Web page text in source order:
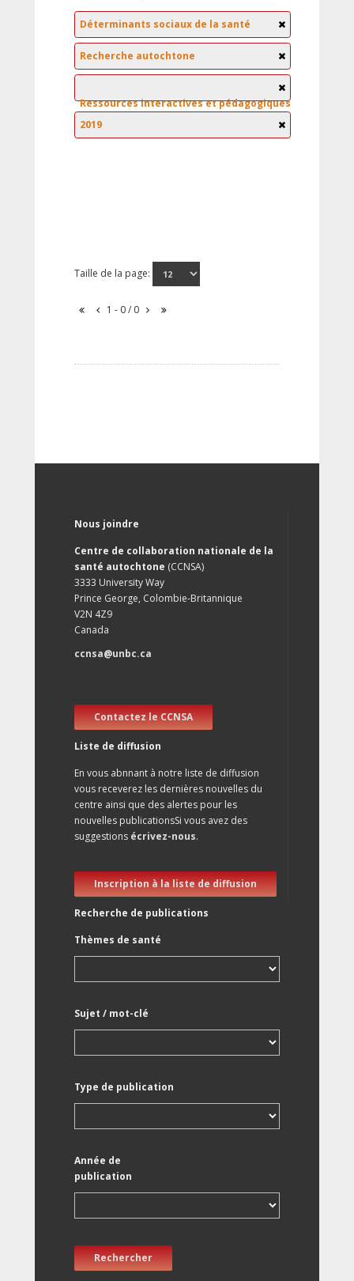
Déterminants sociaux de la santé
Recherche autochtone
Ressources interactives et pédagogiques
2019
Taille de la page:
1 - 0 / 0
Nous joindre
Centre de collaboration nationale de la
santé autochtone (CCNSA)
3333 University Way
Prince George, Colombie-Britannique
V2N 4Z9
Canada
ccnsa@unbc.ca
Contactez le CCNSA
Liste de diffusion
En vous abnnant à notre liste de diffusion
vous receverez les dernières nouvelles du
centre ainsi que des alertes pour les
nouvelles publicationsSi vous avez des
suggestions écrivez-nous.
Inscription à la liste de diffusion
Recherche de publications
Thèmes de santé
Sujet / mot-clé
Type de publication
Année de
publication
Rechercher